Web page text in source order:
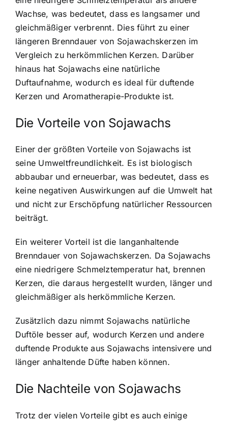
Wachse, was bedeutet, dass es langsamer und
gleichmäßiger verbrennt. Dies führt zu einer
längeren Brenndauer von Sojawachskerzen im
Vergleich zu herkömmlichen Kerzen. Darüber
hinaus hat Sojawachs eine natürliche
Duftaufnahme, wodurch es ideal für duftende
Kerzen und Aromatherapie-Produkte ist.
Die Vorteile von Sojawachs
Einer der größten Vorteile von Sojawachs ist
seine Umweltfreundlichkeit. Es ist biologisch
abbaubar und erneuerbar, was bedeutet, dass es
keine negativen Auswirkungen auf die Umwelt hat
und nicht zur Erschöpfung natürlicher Ressourcen
beiträgt.
Ein weiterer Vorteil ist die langanhaltende
Brenndauer von Sojawachskerzen. Da Sojawachs
eine niedrigere Schmelztemperatur hat, brennen
Kerzen, die daraus hergestellt wurden, länger und
gleichmäßiger als herkömmliche Kerzen.
Zusätzlich dazu nimmt Sojawachs natürliche
Duftöle besser auf, wodurch Kerzen und andere
duftende Produkte aus Sojawachs intensivere und
länger anhaltende Düfte haben können.
Die Nachteile von Sojawachs
Trotz der vielen Vorteile gibt es auch einige